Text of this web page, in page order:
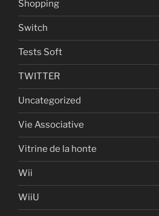
Shopping
Switch
Tests Soft
TWITTER
Uncategorized
Vie Associative
Vitrine de la honte
Wii
WiiU